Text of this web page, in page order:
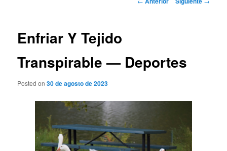
Enfriar Y Tejido
Transpirable — Deportes
Posted on30 de agosto de 2023